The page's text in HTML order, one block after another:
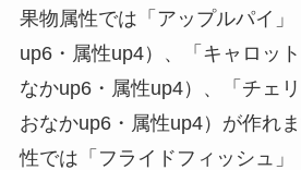
果物属性では「アップルパイ
up6・属性up4）、「キャロッ
なかup6・属性up4）、「チェ
おなかup6・属性up4）が作れ
性では「フライドフィッシュ